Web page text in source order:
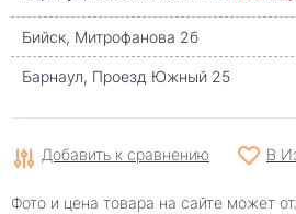
Бийск, Митрофанова 2б
Барнаул, Проезд Южный 25
Добавить к сравнению В
Фото и цена товара на сайте может